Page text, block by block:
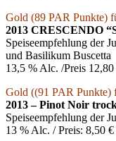
Gold (89 PAR Punkte)
2013 CRESCENDO
Speiseempfehlung der
und Basilikum Buscetta
13,5 % Alc. /Preis 12,80
Gold ((91 PAR Punkte)
2013 – Pinot Noir
Speiseempfehlung der
13 % Alc. / Preis: 8,50 €